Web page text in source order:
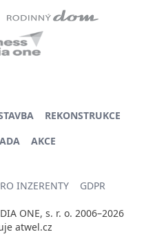
REKONSTRUKCE
AKCE
INZERENTY GDPR
ONE, s. r. o. 2006–2026